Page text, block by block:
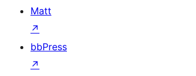
Matt
↗
bbPress
↗